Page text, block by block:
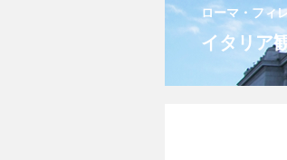
ローマ・フィ
イタリア